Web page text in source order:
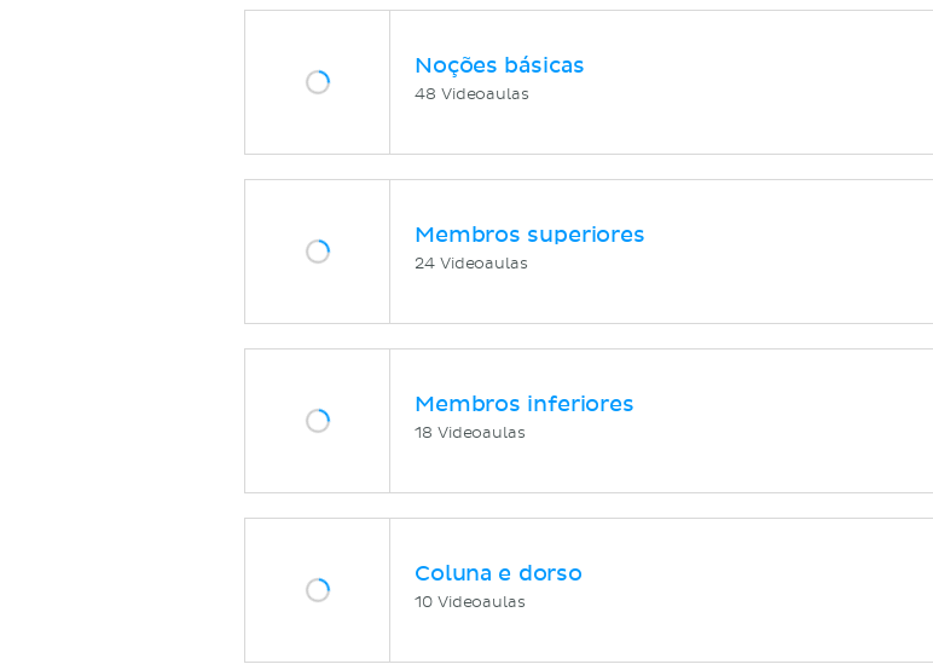
Noções básicas
48 Videoaulas
Membros superiores
24 Videoaulas
Membros inferiores
18 Videoaulas
Coluna e dorso
10 Videoaulas